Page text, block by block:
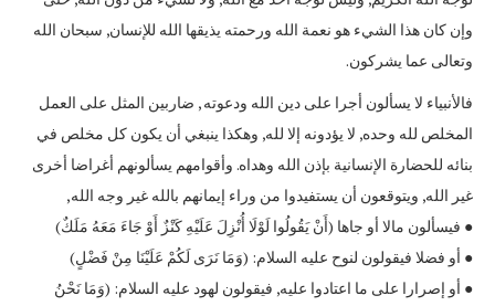
وإن كان هذا الشيء هو نعمة الله ورحمته يذيقها الله للإنسان, سبحان الله
وتعالى عما يشركون.
فالأنبياء لا يسألون أجرا على دين الله ودعوته , ضاربين المثل على العمل
المخلص لله وحده, لا يؤدونه إلا لله, وهكذا ينبغي أن يكون كل مخلص في
بنائه للحضارة الإنسانية بإذن الله وهداه. وأقوامهم يسألونهم أغراضا أخرى
غير الله, ويتوقعون أن يستفيدوا من وراء إيمانهم بالله غير وجه الله,
● فيسألون مالا أو جاها (أَنْ يَقُولُوا لَوْلَا أُنْزِلَ عَلَيْهِ كَنْزٌ أَوْ جَاءَ مَعَهُ مَلَكٌ)
● أو فضلا فيقولون لنوح عليه السلام: (وَمَا نَرَى لَكُمْ عَلَيْنَا مِنْ فَضْلٍ)
● أو إصرارا على ما اعتادوا عليه, فيقولون لهود عليه السلام: (وَمَا نَحْنُ